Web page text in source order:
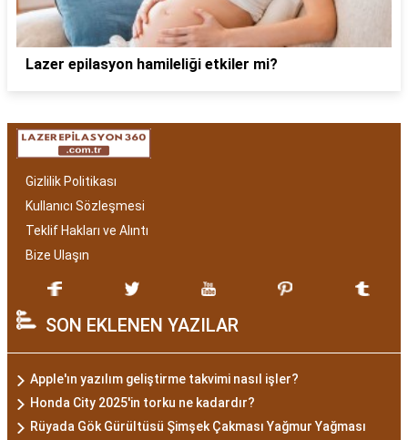
Lazer epilasyon hamileliği etkiler mi?
Gizlilik Politikası
Kullanıcı Sözleşmesi
Teklif Hakları ve Alıntı
Bize Ulaşın
SON EKLENEN YAZILAR
Apple'ın yazılım geliştirme takvimi nasıl işler?
Honda City 2025'in torku ne kadardır?
Rüyada Gök Gürültüsü Şimşek Çakması Yağmur Yağması